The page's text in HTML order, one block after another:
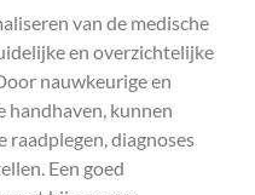
van de medische
en overzichtelijke
nauwkeurige en
kunnen
diagnoses
Een goed